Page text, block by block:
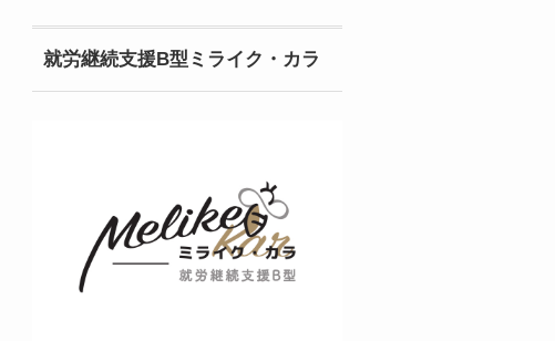
就労継続支援B型ミライク・カラ